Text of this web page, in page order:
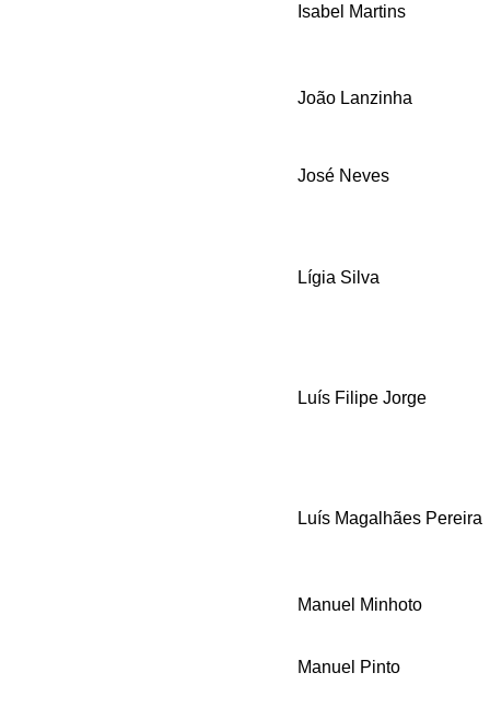
Isabel Martins
João Lanzinha
José Neves
Lígia Silva
Luís Filipe Jorge
Luís Magalhães Pereira
Manuel Minhoto
Manuel Pinto